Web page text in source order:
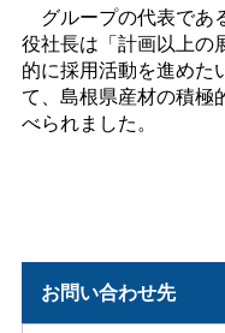
グループの代表であ
役社長は「計画以上の
的に採用活動を進めた
て、島根県産材の積極
べられました。
お問い合わせ先